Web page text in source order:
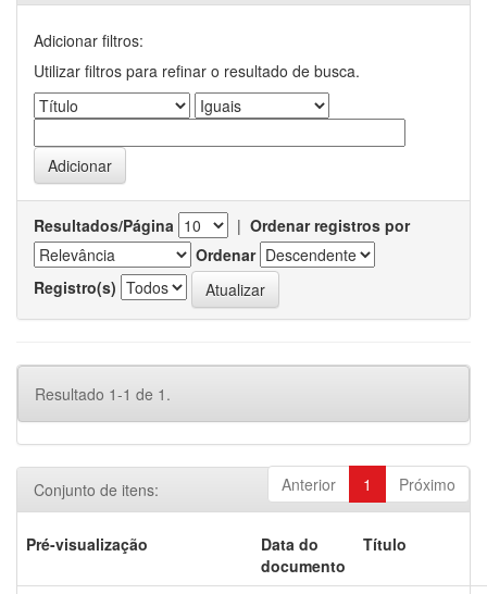
Adicionar filtros:
Utilizar filtros para refinar o resultado de busca.
Resultados/Página | Ordenar registros por
Ordenar
Registro(s)
Resultado 1-1 de 1.
Anterior 1 Próximo
Conjunto de itens:
Pré-visualização
Data do
documento
Título